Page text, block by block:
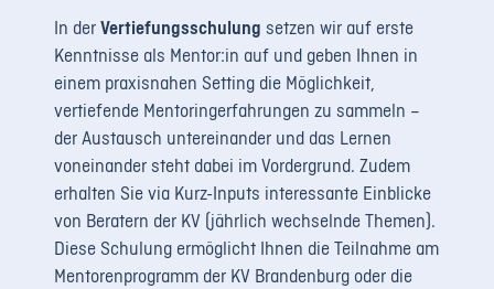
In derVertiefungsschulung setzen wir auf erste
Kenntnisse als Mentor:in auf und geben Ihnen in
einem praxisnahen Setting die Möglichkeit,
vertiefende Mentoringerfahrungen zu sammeln –
der Austausch untereinander und das Lernen
voneinander steht dabei im Vordergrund. Zudem
erhalten Sie via Kurz-Inputs interessante Einblicke
von Beratern der KV (jährlich wechselnde Themen).
Diese Schulung ermöglicht Ihnen die Teilnahme am
Mentorenprogramm der KV Brandenburg oder die